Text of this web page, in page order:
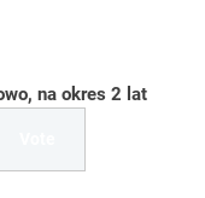
Uwaga
Ilu mieszkańców
na okres 2 lat